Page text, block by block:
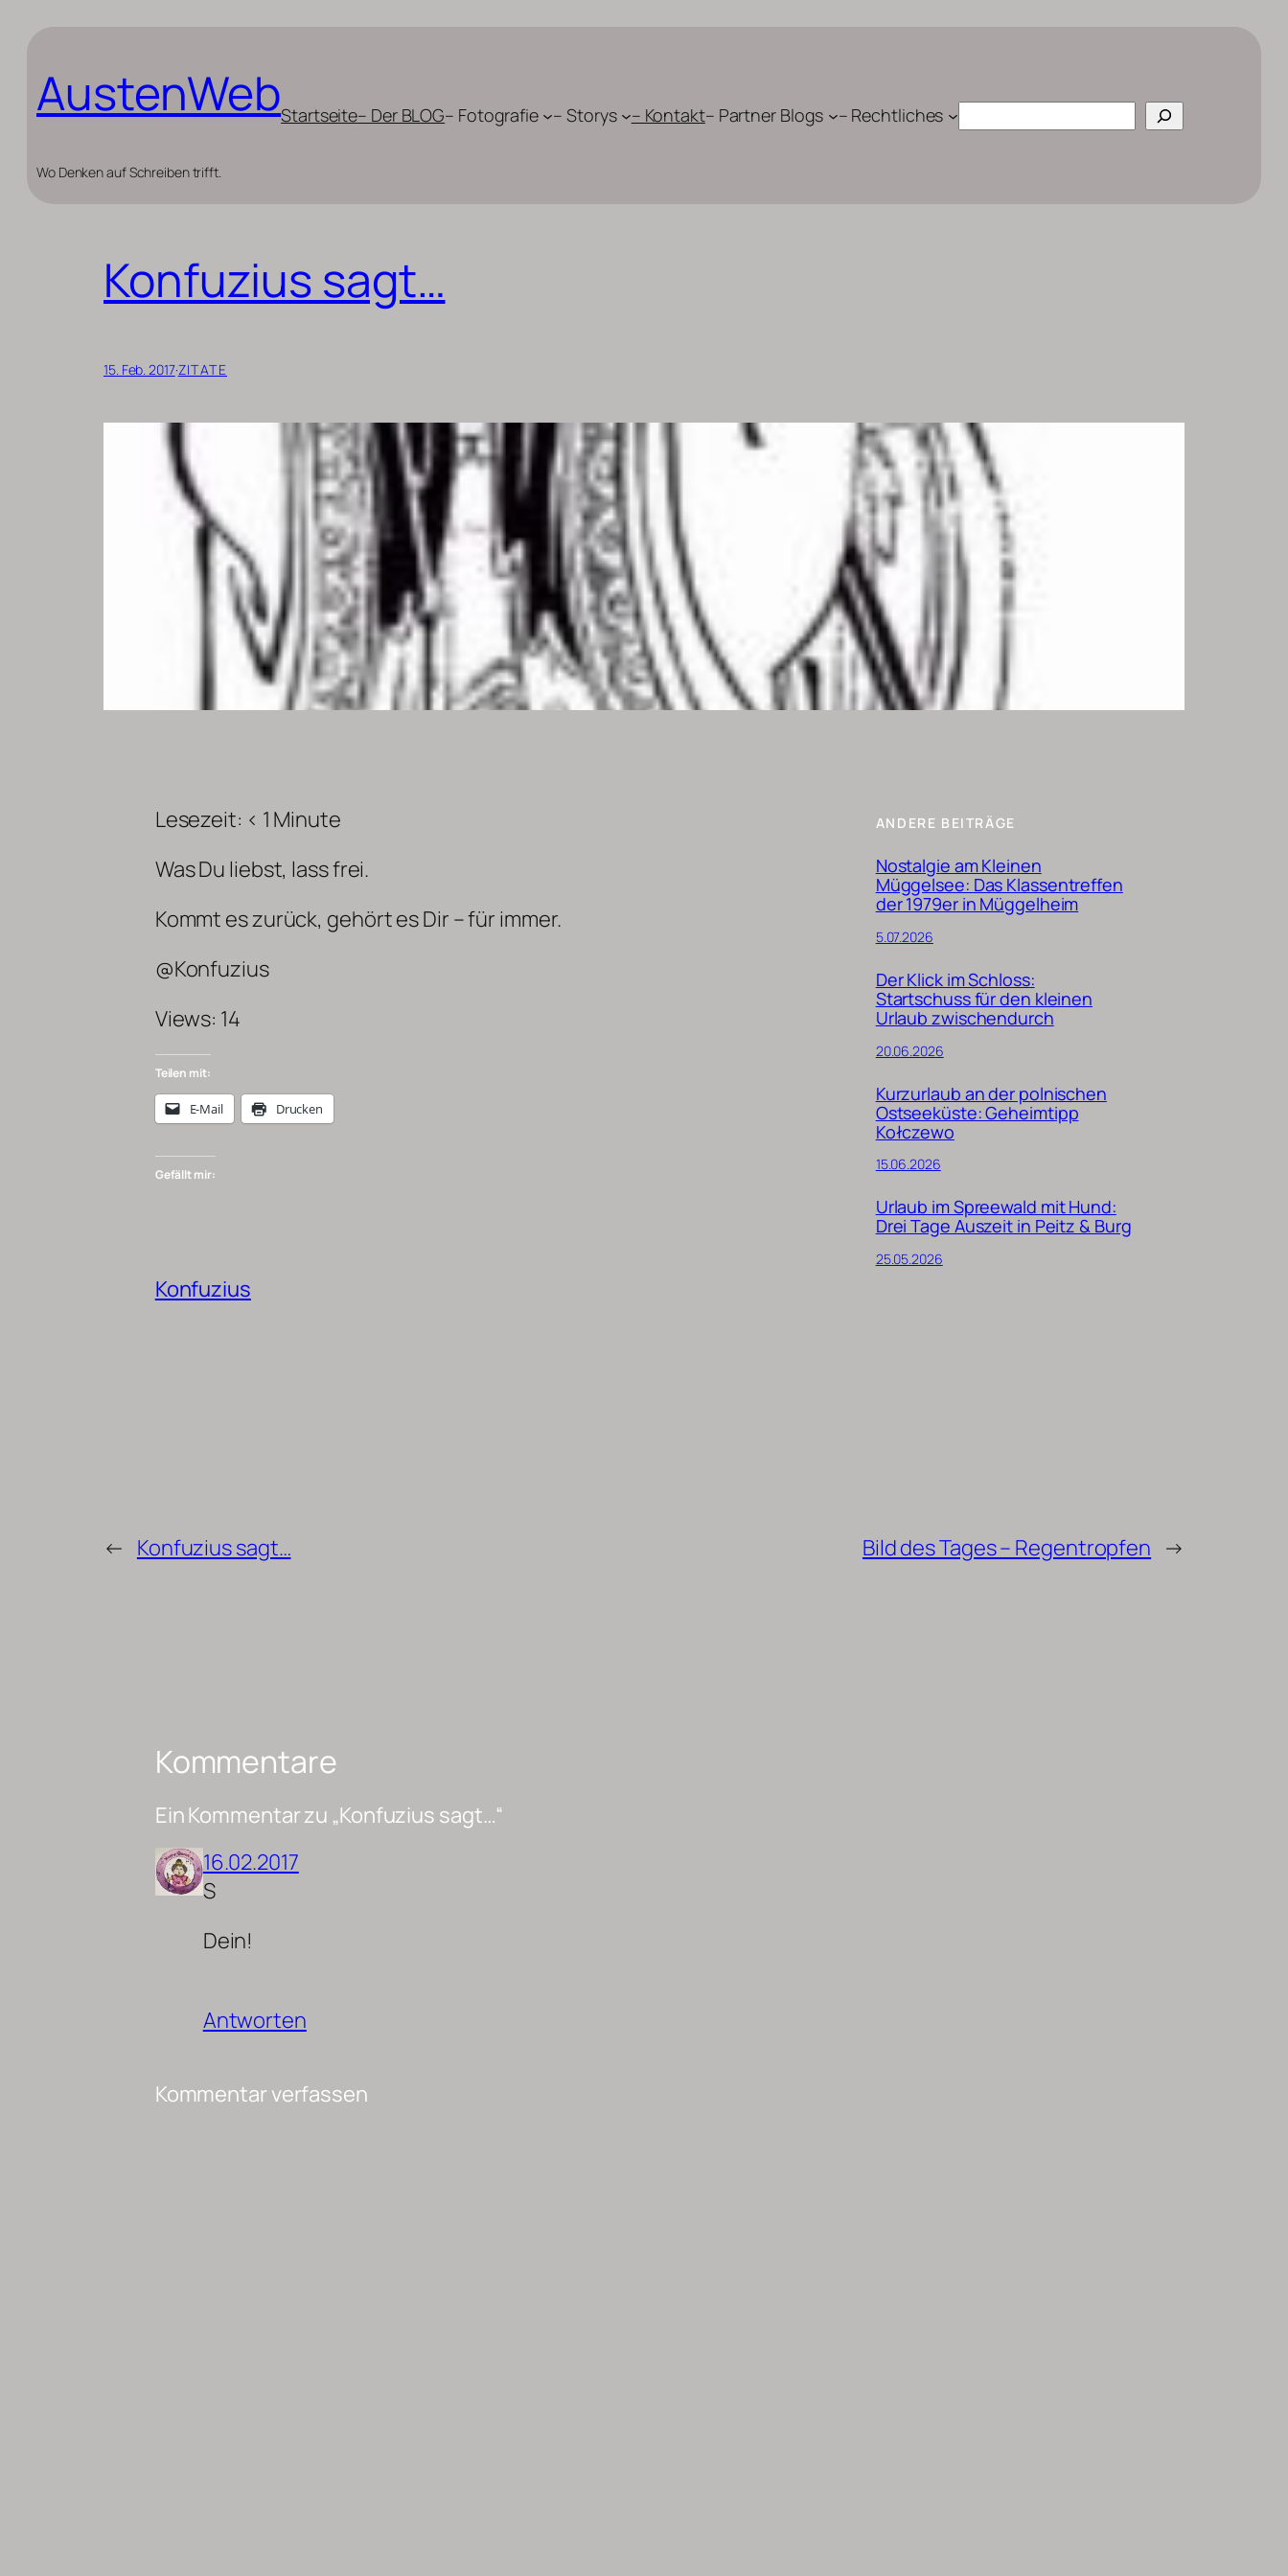
springen
AustenWeb
Wo Denken auf Schreiben trifft.
Startseite– Der BLOG– Fotografie – Storys – Kontakt– Partner Blogs – Rechtliches Suchen
Konfuzius sagt…
15. Feb. 2017·ZITATE
Lesezeit: < 1 Minute
Was Du liebst, lass frei.
Kommt es zurück, gehört es Dir – für immer.
@Konfuzius
Views: 14
Teilen mit:
E-Mail Drucken
Gefällt mir:
Konfuzius
ANDERE BEITRÄGE
Nostalgie am Kleinen
Müggelsee: Das Klassentreffen
der 1979er in Müggelheim
5.07.2026
Der Klick im Schloss:
Startschuss für den kleinen
Urlaub zwischendurch
20.06.2026
Kurzurlaub an der polnischen
Ostseeküste: Geheimtipp
Kołczewo
15.06.2026
Urlaub im Spreewald mit Hund:
Drei Tage Auszeit in Peitz & Burg
25.05.2026
← Konfuzius sagt… Bild des Tages – Regentropfen →
Kommentare
Ein Kommentar zu „Konfuzius sagt…“
16.02.2017
S
Dein!
Antworten
Kommentar verfassen